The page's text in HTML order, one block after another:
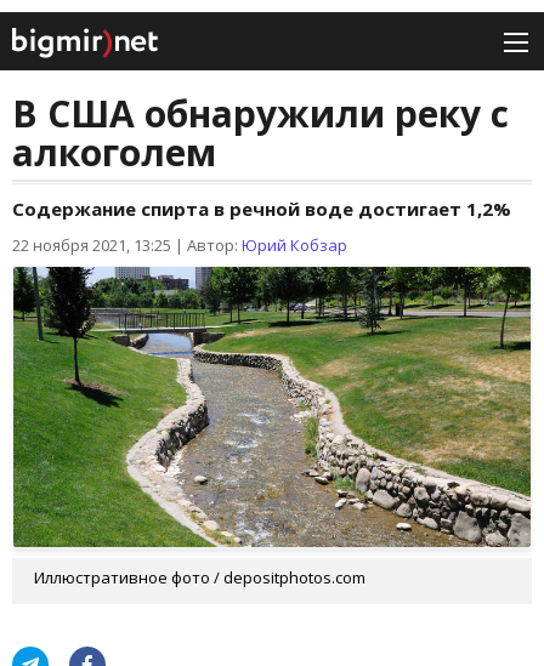
В США обнаружили реку с
алкоголем
Содержание спирта в речной воде достигает 1,2%
22 ноября 2021, 13:25 | Автор: Юрий Кобзар
Иллюстративное фото / depositphotos.com